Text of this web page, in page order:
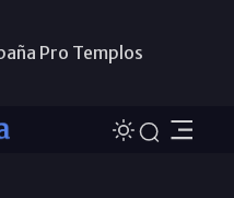
Pro Templos